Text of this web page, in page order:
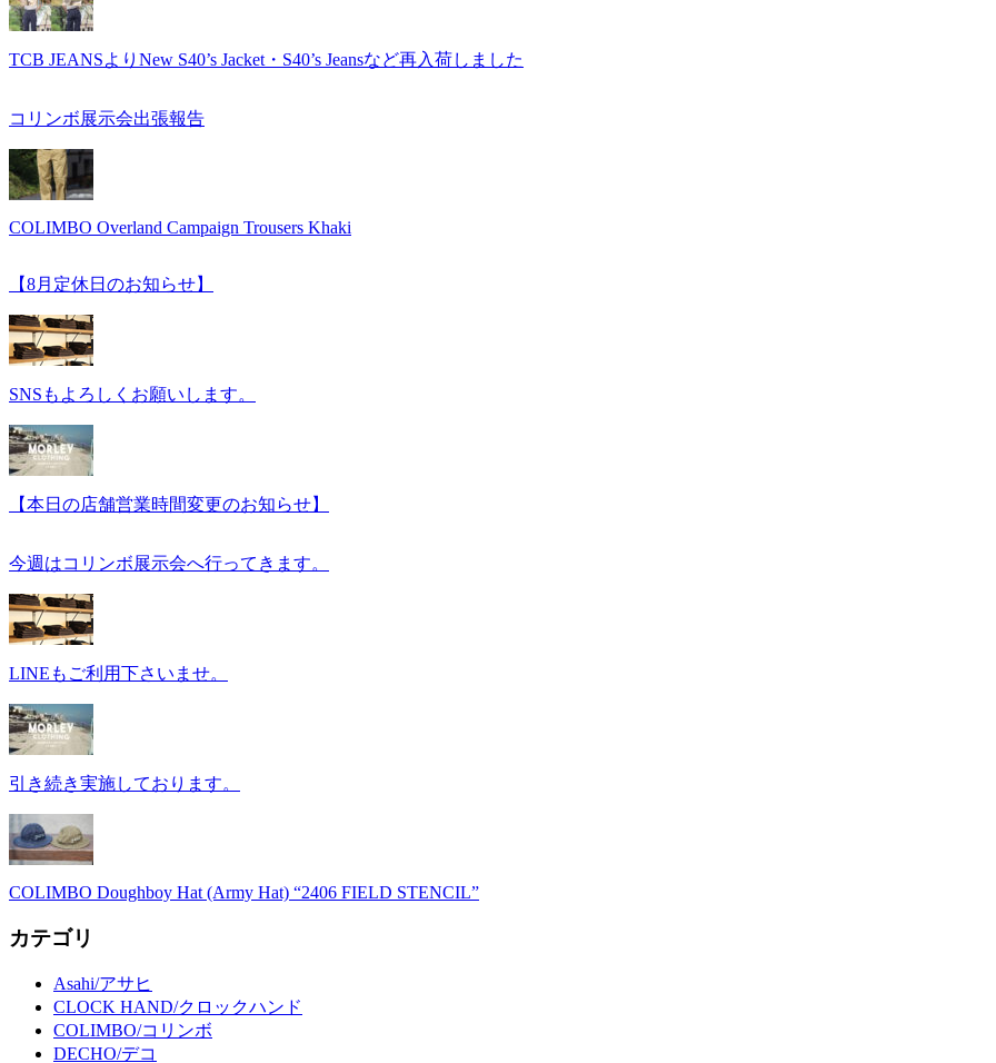
TCB JEANSよりNew S40’s Jacket・S40’s Jeansなど再入荷しました
コリンボ展示会出張報告
COLIMBO Overland Campaign Trousers Khaki
【8月定休日のお知らせ】
SNSもよろしくお願いします。
【本日の店舗営業時間変更のお知らせ】
今週はコリンボ展示会へ行ってきます。
LINEもご利用下さいませ。
引き続き実施しております。
COLIMBO Doughboy Hat (Army Hat) “2406 FIELD STENCIL”
カテゴリ
Asahi/アサヒ
CLOCK HAND/クロックハンド
COLIMBO/コリンボ
DECHO/デコ